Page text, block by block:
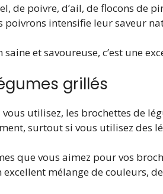
de poivre, d’ail, de flocons de
intensifie leur saveur
et savoureuse, c’est une
grillés
utilisez, les brochettes de
surtout si vous utilisez des
que vous aimez pour vos
mélange de couleurs,